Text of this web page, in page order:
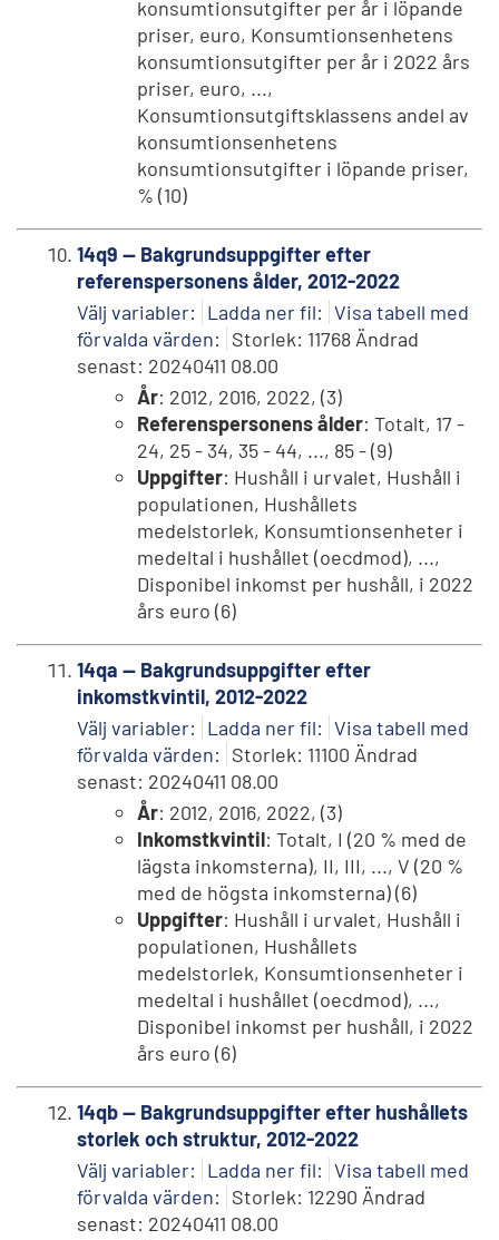
konsumtionsutgifter per år i löpande
priser, euro, Konsumtionsenhetens
konsumtionsutgifter per år i 2022 års
priser, euro, ...,
Konsumtionsutgiftsklassens andel av
konsumtionsenhetens
konsumtionsutgifter i löpande priser,
% (10)
14q9 -- Bakgrundsuppgifter efter
referenspersonens ålder, 2012-2022
Välj variabler: Ladda ner fil: Visa tabell med
förvalda värden: Storlek: 11768 Ändrad
senast: 20240411 08.00
År: 2012, 2016, 2022, (3)
Referenspersonens ålder: Totalt, 17 -
24, 25 - 34, 35 - 44, ..., 85 - (9)
Uppgifter: Hushåll i urvalet, Hushåll i
populationen, Hushållets
medelstorlek, Konsumtionsenheter i
medeltal i hushållet (oecdmod), ...,
Disponibel inkomst per hushåll, i 2022
års euro (6)
14qa -- Bakgrundsuppgifter efter
inkomstkvintil, 2012-2022
Välj variabler: Ladda ner fil: Visa tabell med
förvalda värden: Storlek: 11100 Ändrad
senast: 20240411 08.00
År: 2012, 2016, 2022, (3)
Inkomstkvintil: Totalt, I (20 % med de
lägsta inkomsterna), II, III, ..., V (20 %
med de högsta inkomsterna) (6)
Uppgifter: Hushåll i urvalet, Hushåll i
populationen, Hushållets
medelstorlek, Konsumtionsenheter i
medeltal i hushållet (oecdmod), ...,
Disponibel inkomst per hushåll, i 2022
års euro (6)
14qb -- Bakgrundsuppgifter efter hushållets
storlek och struktur, 2012-2022
Välj variabler: Ladda ner fil: Visa tabell med
förvalda värden: Storlek: 12290 Ändrad
senast: 20240411 08.00